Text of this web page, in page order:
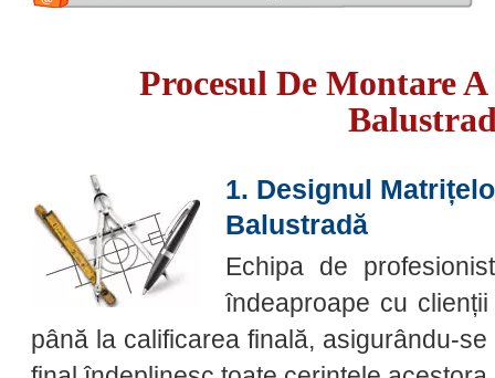
Procesul De Montare
1. Designul
Balustradă
Echipa de
îndeaproape cu
până la calificarea finală, asigurându-